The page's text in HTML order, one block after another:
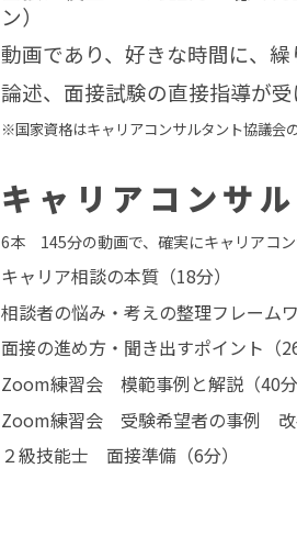
ン）
動画であり、好きな時間に、
論述、面接試験の直接指導が受
※国家資格はキャリアコンサルタント協議会
キャリアコンサ
6本 145分の動画で、確実にキャリアコ
キャリア相談の本質（18分）
相談者の悩み・考えの整理フレーム
面接の進め方・聞き出すポイント（26
Zoom練習会 模範事例と解説（40分
Zoom練習会 受験希望者の事例 改
２級技能士 面接準備（6分）